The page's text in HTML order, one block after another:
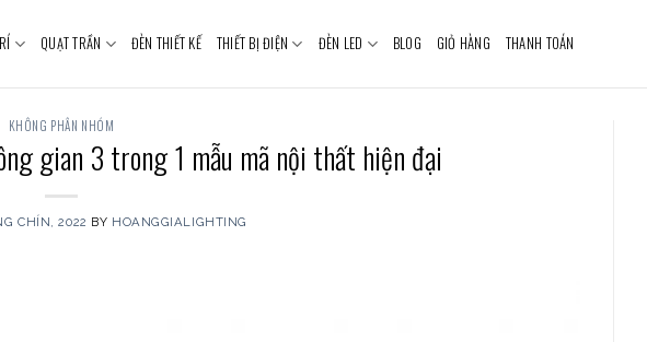
QUẠT TRẦN ĐÈN THIẾT KẾ THIẾT BỊ ĐIỆN ĐÈN LED BLOG GIỎ HÀNG THANH TOÁN
KHÔNG PHÂN NHÓM
gian 3 trong 1 mẫu mã nội thất hiện đại
CHÍN, 2022 BY HOANGGIALIGHTING